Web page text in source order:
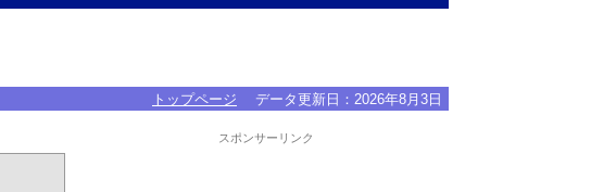
トップページ データ更新日： 2026年8月3日
スポンサーリンク